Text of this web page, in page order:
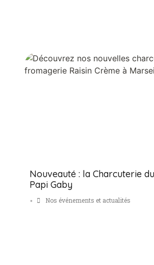
Nouveauté : la Charcuterie
Papi Gaby
• Nos événements et actualités